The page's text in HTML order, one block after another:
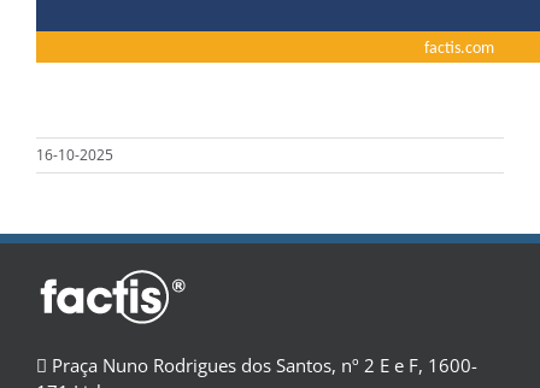
factis.com
16-10-2025
Praça Nuno Rodrigues dos Santos, nº 2 E e F, 1600-